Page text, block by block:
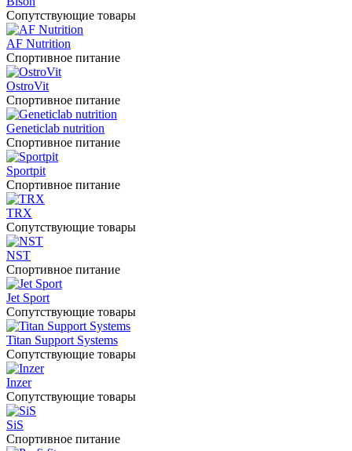
Сопутствующие товары
AF Nutrition
Спортивное питание
OstroVit
Спортивное питание
Geneticlab nutrition
Спортивное питание
Sportpit
Спортивное питание
TRX
Сопутствующие товары
NST
Спортивное питание
Jet Sport
Сопутствующие товары
Titan Support Systems
Сопутствующие товары
Inzer
Сопутствующие товары
SiS
Спортивное питание